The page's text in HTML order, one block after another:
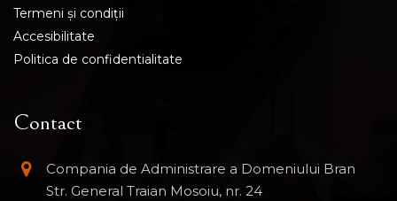
Termeni și condiții
Accesibilitate
Politica de confidentialitate
Contact
Compania de Administrare a Domeniului Bran
Str. General Traian Mosoiu, nr. 24